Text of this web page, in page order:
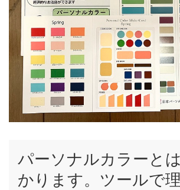
パーソナルカラーと
かります。ツールで